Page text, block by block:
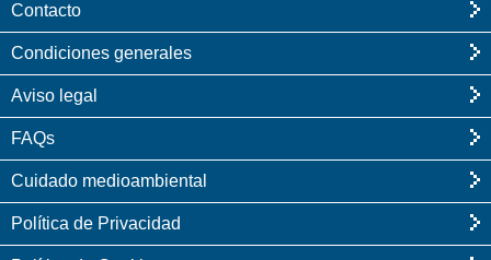
Contacto
Condiciones generales
Aviso legal
FAQs
Cuidado medioambiental
Política de Privacidad